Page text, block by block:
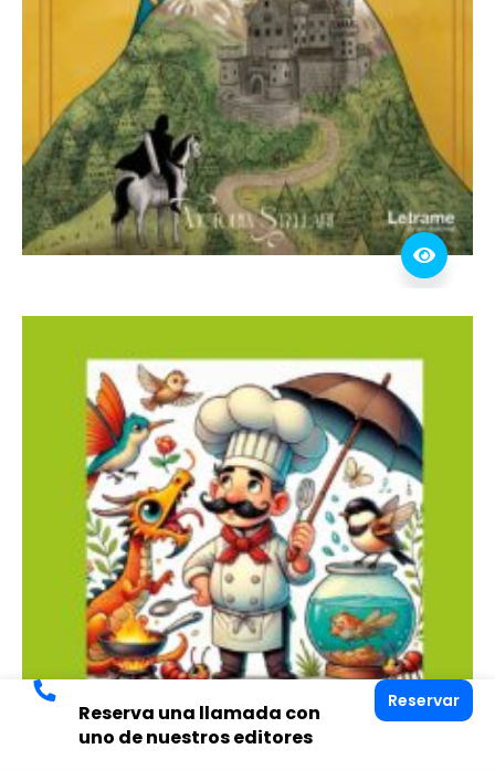
Reserva una llamada con
uno de nuestros editores
Reservar